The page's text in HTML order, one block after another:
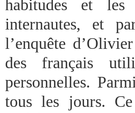
habitudes et les
internautes, et
l’enquête
des français
personnelles.
tous les jours.